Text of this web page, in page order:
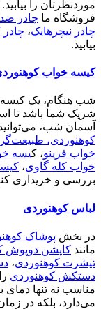
موردنظرتان را
فروشگاه ما چادر
چادر نیچرهایک، چادر
بیابید.
کیسه خواب
شب هنگام، یک کیسه
شریک شما باشد تا
آسمان شب،
کوهنوردی،
خواب فرینو، کیسه
خواب کله گاوی،
بررسی و خریداری
لباس کوهنوردی
در بخش پوشاک
مانند کاپشن دوپوش
تیشرت کوهنوردی،
دستکش کوهنوردی
مناسب نه تنها
می‌دارد، بلکه در